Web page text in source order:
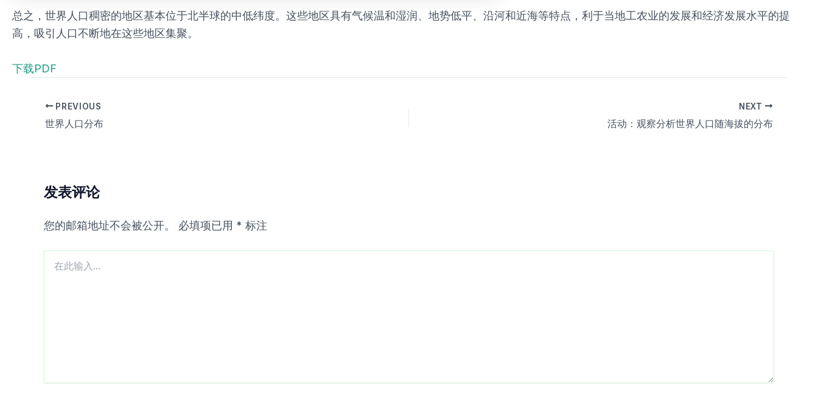
总之，世界人口稠密的地区基本位于北半球的中低纬度。这些地区具有气候温和湿润、地势低平、沿河和近海等特点，利于当地工农业的发展和经济发展水平的提
高，吸引人口不断地在这些地区集聚。
下载PDF
PREVIOUS
世界人口分布
NEXT
活动：观察分析世界人口随海拔的分布
发表评论
您的邮箱地址不会被公开。 必填项已用 * 标注